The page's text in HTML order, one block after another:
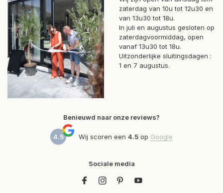
zaterdag van 10u tot 12u30 en
van 13u30 tot 18u.
In juli en augustus gesloten op
zaterdagvoormiddag, open
vanaf 13u30 tot 18u.
Uitzonderlijke sluitingsdagen :
1 en 7 augustus.
Benieuwd naar onze reviews?
4.5 Wij scoren een 4.5 op Google
Sociale media